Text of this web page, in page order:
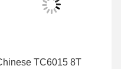
TC6015 8T